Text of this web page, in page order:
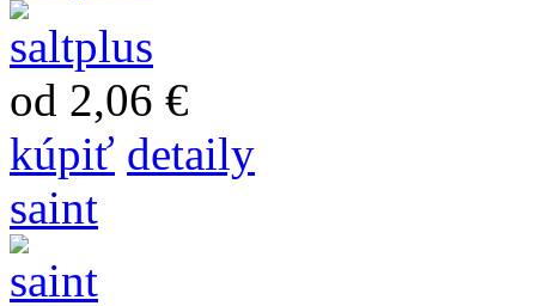
od 2,06 €
kúpiť detaily
saint